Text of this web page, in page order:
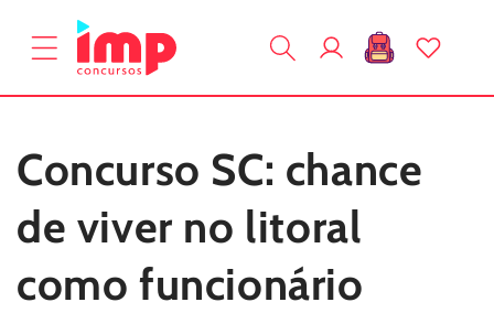
conteúdo
login
Carrinho
Concurso SC: chance
de viver no litoral
como funcionário